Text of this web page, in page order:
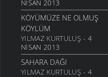
SARI KIZ
16 TEMMUZ 2011
GELIN CANLAR
3 TEMMUZ 2011
ARTVINIM II
29 HAZIRAN 2011
NISAN 2013
KÖYÜMÜZE NE OLMUŞ
KÖYLÜM
YILMAZ KURTULUŞ - 4
NISAN 2013
SAHARA DAĞI
YILMAZ KURTULUŞ - 4